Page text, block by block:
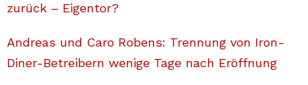
zurück – Eigentor?
Andreas und Caro Robens: Trennung von Iron-
Diner-Betreibern wenige Tage nach Eröffnung